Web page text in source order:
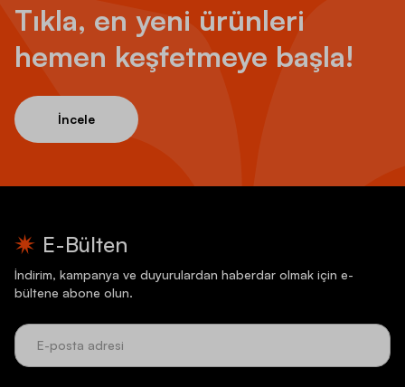
Tıkla, en yeni ürünleri
hemen keşfetmeye başla!
İncele
E-Bülten
İndirim, kampanya ve duyurulardan haberdar olmak için e-
bültene abone olun.